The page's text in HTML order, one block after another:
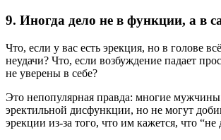
9. Иногда дело не в функции, а в
Что, если у вас есть эрекция, но в голове
неудачи? Что, если возбуждение падает
не уверены в себе?
Это непопулярная правда: многие мужчины
эректильной дисфункции, но не могут
эрекции из-за того, что им кажется, что “не